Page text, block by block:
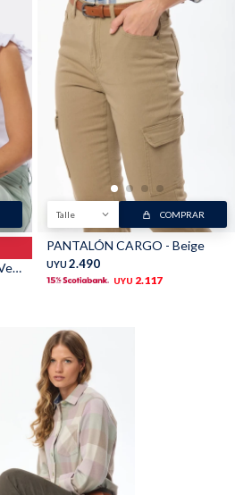
PANTALON 5 BOLSILLOS - Verde
Talle COMPRAR
PANTALÓN CARGO - Beige
UYU 2.490
UYU 2.117